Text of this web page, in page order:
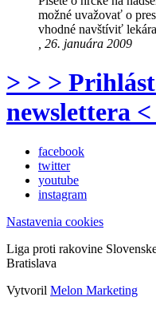
možné uvažovať o
vhodné navštíviť
, 26. januára 2009
> > >
newslettera
facebook
twitter
youtube
instagram
Nastavenia cookies
Liga proti rakovine
Bratislava
Vytvoril Melon Marketing